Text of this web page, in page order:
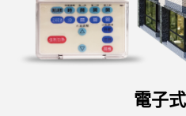
電子